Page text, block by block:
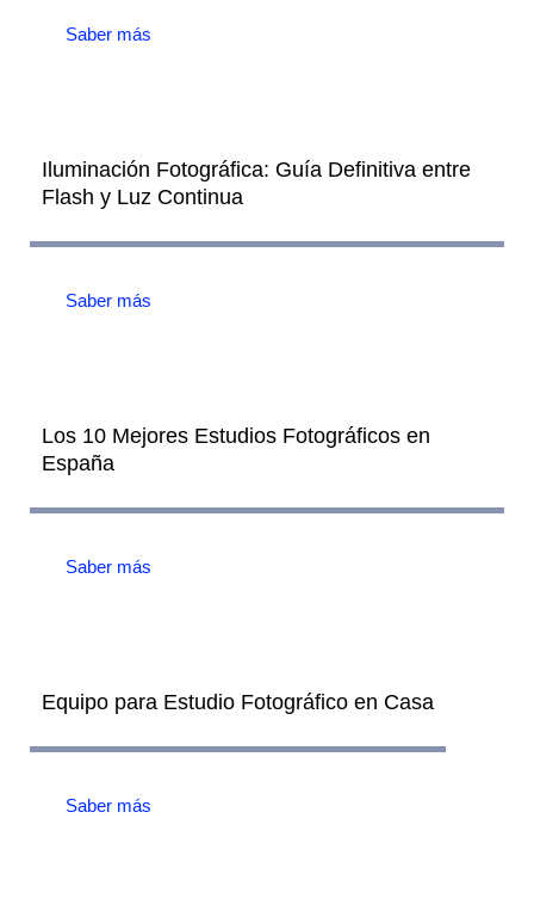
Saber más
Iluminación Fotográfica: Guía Definitiva entre
Flash y Luz Continua
Saber más
Los 10 Mejores Estudios Fotográficos en
España
Saber más
Equipo para Estudio Fotográfico en Casa
Saber más